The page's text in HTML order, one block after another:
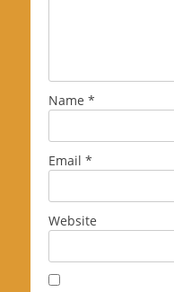
Name *
Email *
Website